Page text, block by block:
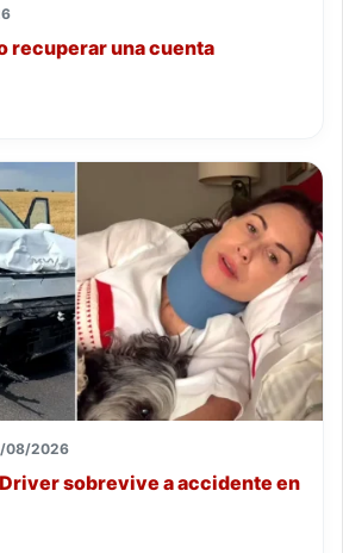
recuperar una cuenta
08/2026
sobrevive a accidente en